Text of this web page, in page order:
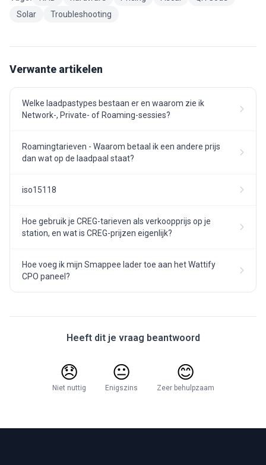
Solar
Troubleshooting
Verwante artikelen
Welke laadpastypes bestaan er en waarom zie ik
Network-, Private- of Roaming-sessies?
Roamingtarieven - Waarom betaal ik een andere prijs
dan wat op de laadpaal staat?
iso15118
Hoe gebruik je CREG-tarieven als verkoopprijs op je
station, en wat is CREG-prijzen eigenlijk?
Hoe voeg ik mijn Smappee lader toe aan het Wattify
CPO paneel?
Heeft dit je vraag beantwoord
😞
Niet nuttig
😐
Enigszins
😊
Zeer behulpzaam